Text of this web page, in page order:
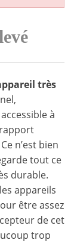
très
à
n’est bien
tout ce
durable.
appareils
être assez
de cet
trop